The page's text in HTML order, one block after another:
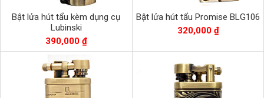
Bật lửa hút tẩu kèm dụng cụ
Lubinski
390,000 ₫
Bật lửa hút tẩu Promise BLG106
320,000 ₫